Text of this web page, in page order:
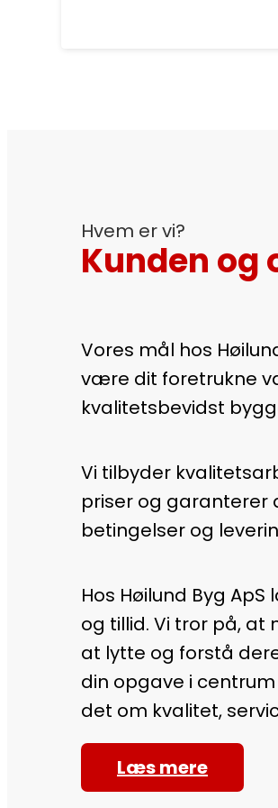
Hvem er vi?
Kunden og
Vores mål hos
være dit foretrukne
kvalitetsbevidst
Vi tilbyder
priser og garanterer
betingelser og
Hos Høilund Byg
og tillid. Vi tror på, at
at lytte og forstå
din opgave i
det om kvalitet,
Læs mere